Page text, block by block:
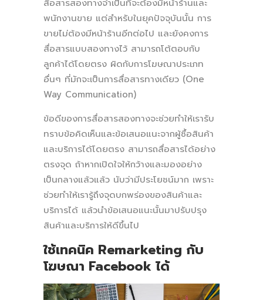
สื่อสารสองทางจำเป็นที่จะต้องมีหน้าร้านและ
พนักงานขาย แต่สำหรับในยุคปัจจุบันนั้น การ
ขายไม่ต้องมีหน้าร้านอีกต่อไป และยังคงการ
สื่อสารแบบสองทางไว้ สามารถโต้ตอบกับ
ลูกค้าได้โดยตรง ผิดกับการโฆษณาประเภท
อื่นๆ ที่มักจะเป็นการสื่อสารทางเดียว (One
Way Communication)
ข้อดีของการสื่อสารสองทางจะช่วยทำให้เรารับ
ทราบข้อคิดเห็นและข้อเสนอแนะจากผู้ซื้อสินค้า
และบริการได้โดยตรง สามารถสื่อสารได้อย่าง
ตรงจุด ถ้าหากเปิดใจให้กว้างและมองอย่าง
เป็นกลางแล้วแล้ว นับว่ามีประโยชน์มาก เพราะ
ช่วยทำให้เรารู้ถึงจุดบกพร่องของสินค้าและ
บริการได้ แล้วนำข้อเสนอแนะนั้นมาปรับปรุง
สินค้าและบริการให้ดีขึ้นไป
ใช้เทคนิค Remarketing กับ
โฆษณา Facebook ได้